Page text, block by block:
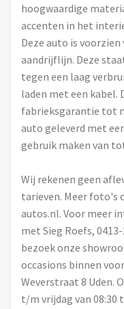
hoogwaardige
accenten in het
Deze auto is
aandrijflijn. Deze
tegen een laag
laden met een kabel.
fabrieksgarantie tot
auto geleverd met
gebruik maken van
Wij rekenen geen
tarieven. Meer foto's
autos.nl. Voor meer
met Sieg Roefs,
bezoek onze
occasions binnen
Weverstraat 8 Uden.
t/m vrijdag van 08:30